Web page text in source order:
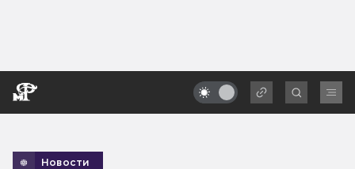
Новости